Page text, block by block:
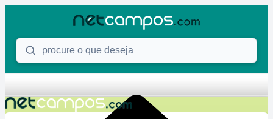
Procure o que deseja